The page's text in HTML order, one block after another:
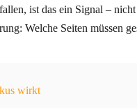
ist das ein Signal –
Welche Seiten müssen
wirkt